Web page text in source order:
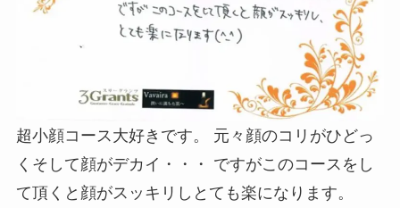
超小顔コース大好きです。 元々顔のコリがひどっ
くそして顔がデカイ・・・ ですがこのコースをし
て頂くと顔がスッキリしとても楽になります。